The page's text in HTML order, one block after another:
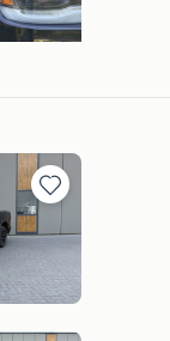
Bewaren
in
Mijn
Favorieten